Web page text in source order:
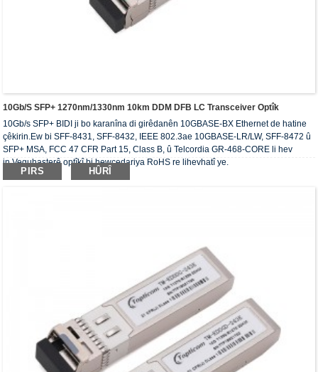
10Gb/s SFP+ 1270nm/1330nm 10km DDM DFB LC Transceiver Optîk
10Gb/s SFP+ BIDI ji bo karanîna di girêdanên 10GBASE-BX Ethernet de hatine
çêkirin.Ew bi SFF-8431, SFF-8432, IEEE 802.3ae 10GBASE-LR/LW, SFF-8472 û
SFP+ MSA, FCC 47 CFR Part 15, Class B, û Telcordia GR-468-CORE li hev
in.Veguhasterê optîkî bi hewcedariya RoHS re lihevhatî ye.
PIRS HÛRÎ